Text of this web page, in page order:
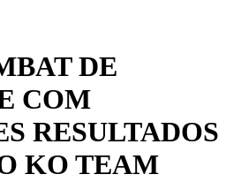
DE
COM
RESULTADOS
KO TEAM